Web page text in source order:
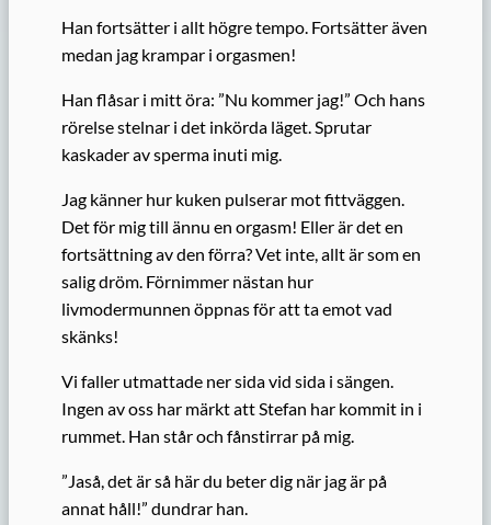
Han fortsätter i allt högre tempo. Fortsätter även
medan jag krampar i orgasmen!
Han flåsar i mitt öra: ”Nu kommer jag!” Och hans
rörelse stelnar i det inkörda läget. Sprutar
kaskader av sperma inuti mig.
Jag känner hur kuken pulserar mot fittväggen.
Det för mig till ännu en orgasm! Eller är det en
fortsättning av den förra? Vet inte, allt är som en
salig dröm. Förnimmer nästan hur
livmodermunnen öppnas för att ta emot vad
skänks!
Vi faller utmattade ner sida vid sida i sängen.
Ingen av oss har märkt att Stefan har kommit in i
rummet. Han står och fånstirrar på mig.
”Jaså, det är så här du beter dig när jag är på
annat håll!” dundrar han.